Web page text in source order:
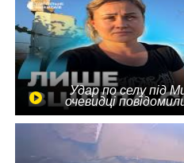
Удар по селу під
очевидці